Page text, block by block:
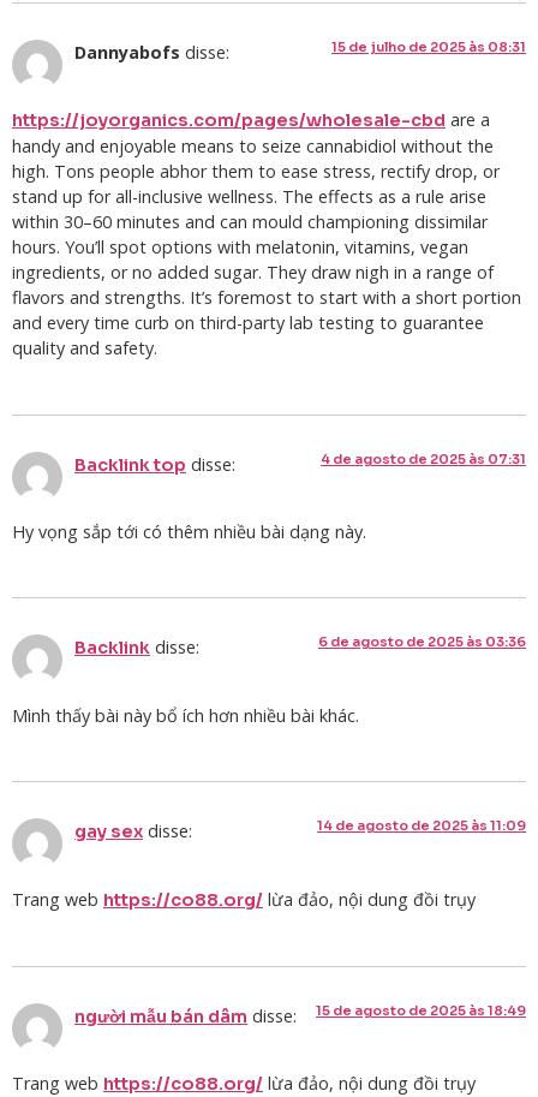
Dannyabofs disse: 15 de julho de 2025 às 08:31
https://joyorganics.com/pages/wholesale-cbd are a
handy and enjoyable means to seize cannabidiol without the
high. Tons people abhor them to ease stress, rectify drop, or
stand up for all-inclusive wellness. The effects as a rule arise
within 30–60 minutes and can mould championing dissimilar
hours. You’ll spot options with melatonin, vitamins, vegan
ingredients, or no added sugar. They draw nigh in a range of
flavors and strengths. It’s foremost to start with a short portion
and every time curb on third-party lab testing to guarantee
quality and safety.
Backlink top disse: 4 de agosto de 2025 às 07:31
Hy vọng sắp tới có thêm nhiều bài dạng này.
Backlink disse: 6 de agosto de 2025 às 03:36
Mình thấy bài này bổ ích hơn nhiều bài khác.
gay sex disse: 14 de agosto de 2025 às 11:09
Trang web https://co88.org/ lừa đảo, nội dung đồi trụy
người mẫu bán dâm disse: 15 de agosto de 2025 às 18:49
Trang web https://co88.org/ lừa đảo, nội dung đồi trụy